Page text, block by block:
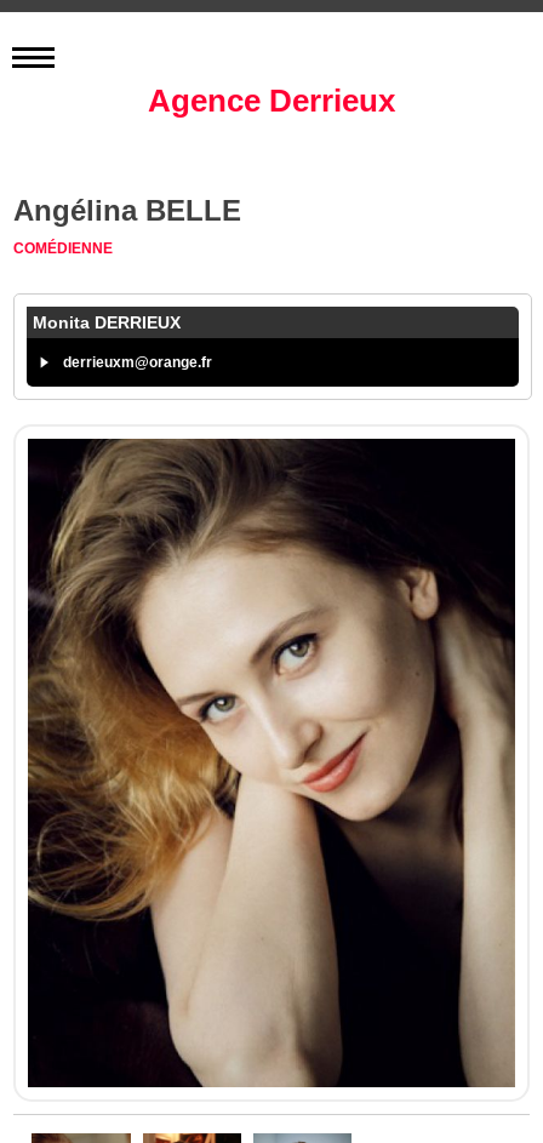
Agence Derrieux
Angélina BELLE
COMÉDIENNE
Monita DERRIEUX
derrieuxm@orange.fr